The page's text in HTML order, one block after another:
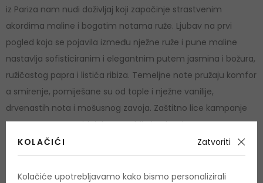
iz Pariza nam nudi doživljaj koji započinje strastvenim
akordima maline i bogatim notama ruže. Ljubav na prvi
pogled koja se pojavila između nježne ruže i pune maline
nastavlja sofisticiranim i elegantnim putem jasmina i božura,
ružičastog papra i listića ribiza. Temeljne note pružaju komfor
a smirenje, pomiješane su od tople i nježne vanilije,
drvenastih nota i mošusnog zavoja. Zaštitno lice kampanje
Lancome Tresor Midnight Rose bila je glumica Emma
Watson. Miris je predstavljen 2011. godine.
KOLAČIĆI Zatvoriti
Kolačiće upotrebljavamo kako bismo personalizirali